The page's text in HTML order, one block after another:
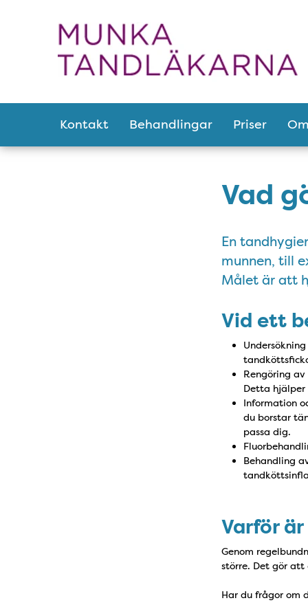
Kontakt Behandlingar Priser
Vad
En
munnen, till
Målet är att
Vid ett
Rengöring
Detta
Information
du borstar
passa dig.
Behandling
Varför
Genom
större. Det gör
Har du frågor om